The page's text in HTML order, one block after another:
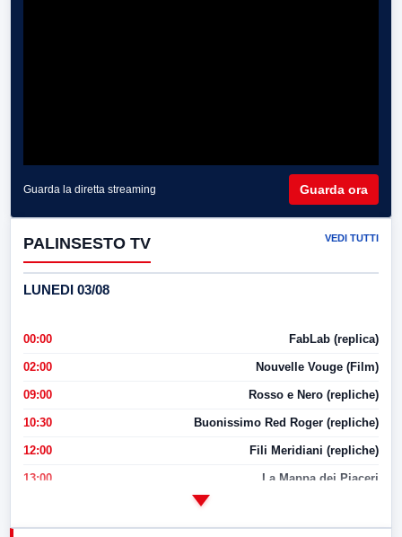
Guarda la diretta streaming Guarda ora
PALINSESTO TV VEDI TUTTI
LUNEDI 03/08
00:00 FabLab (replica)
02:00 Nouvelle Vouge (Film)
09:00 Rosso e Nero (repliche)
10:30 Buonissimo Red Roger (repliche)
12:00 Fili Meridiani (repliche)
13:00 La Mappa dei Piaceri
17:00 LabNews (replica)